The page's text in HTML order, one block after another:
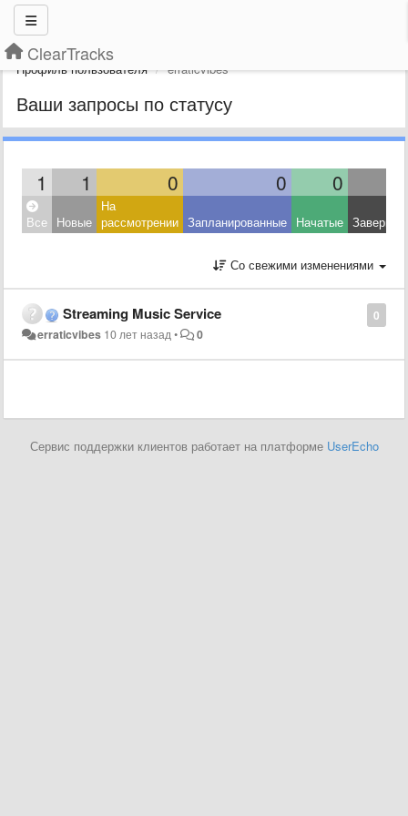
ClearTracks
Профиль пользователя erraticvibes
Ваши запросы по статусу
1 1 0 0 0
Все Новые
На
рассмотрении Запланированные Начатые
Со свежими изменениями
0
Streaming Music Service
erraticvibes 10 лет назад• 0
Сервис поддержки клиентов работает на платформе UserEcho